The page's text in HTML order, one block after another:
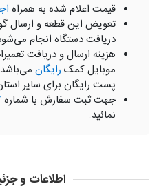
قیمت اعلام شده به همراه
تعویض این قطعه و ارسال
دریافت دستگاه انجام
هزینه ارسال و دریافت
موبایل کمک رایگان
پست رایگان برای سایر
جهت ثبت سفارش با شماره
نمائید.
اطلاعات و